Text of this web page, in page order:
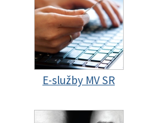
E-služby MV SR